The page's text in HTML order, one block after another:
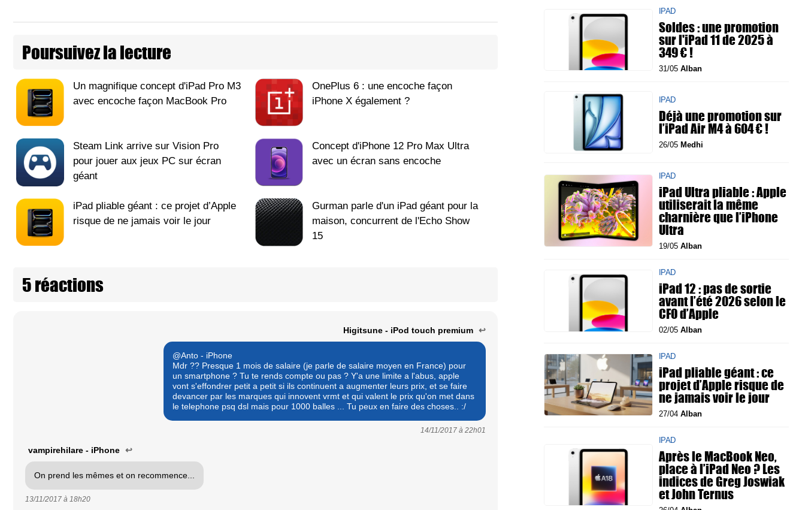
Poursuivez la lecture
Un magnifique concept d'iPad Pro M3
avec encoche façon MacBook Pro
OnePlus 6 : une encoche façon
iPhone X également ?
Steam Link arrive sur Vision Pro
pour jouer aux jeux PC sur écran
géant
Concept d'iPhone 12 Pro Max Ultra
avec un écran sans encoche
iPad pliable géant : ce projet d’Apple
risque de ne jamais voir le jour
Gurman parle d'un iPad géant pour la
maison, concurrent de l'Echo Show
15
5 réactions
Higitsune - iPod touch premium ↩
@Anto - iPhone
Mdr ?? Presque 1 mois de salaire (je parle de salaire moyen en France) pour
un smartphone ? Tu te rends compte ou pas ? Y'a une limite a l'abus, apple
vont s'effondrer petit a petit si ils continuent a augmenter leurs prix, et se faire
devancer par les marques qui innovent vrmt et qui valent le prix qu'on met dans
le telephone psq dsl mais pour 1000 balles ... Tu peux en faire des choses.. :/
14/11/2017 à 22h01
vampirehilare - iPhone ↩
On prend les mêmes et on recommence...
13/11/2017 à 18h20
IPAD
Soldes : une promotion
sur l'iPad 11 de 2025 à
349 € !
31/05 Alban
IPAD
Déjà une promotion sur
l’iPad Air M4 à 604 € !
26/05 Medhi
IPAD
iPad Ultra pliable : Apple
utiliserait la même
charnière que l’iPhone
Ultra
19/05 Alban
IPAD
iPad 12 : pas de sortie
avant l’été 2026 selon le
CFO d’Apple
02/05 Alban
IPAD
iPad pliable géant : ce
projet d’Apple risque de
ne jamais voir le jour
27/04 Alban
IPAD
Après le MacBook Neo,
place à l’iPad Neo ? Les
indices de Greg Joswiak
et John Ternus